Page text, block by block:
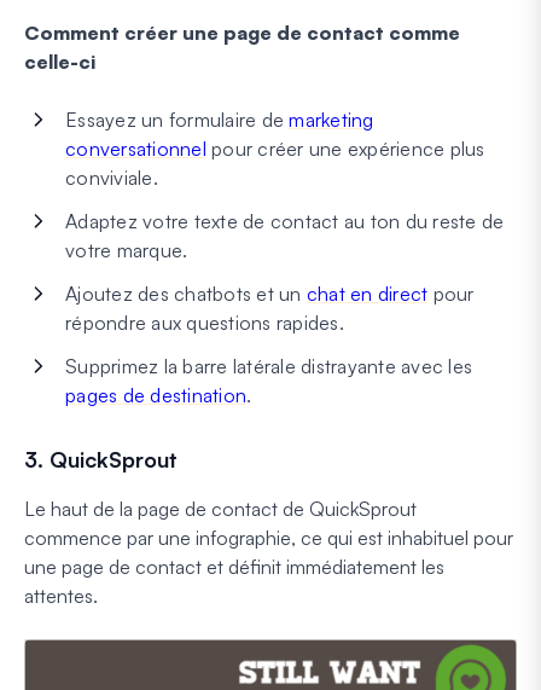
Comment créer une page de contact comme
celle-ci
Essayez un formulaire demarketing
conversationnel pour créer une expérience plus
conviviale.
Adaptez votre texte de contact au ton du reste de
votre marque.
Ajoutez des chatbots et un chat en direct pour
répondre aux questions rapides.
Supprimez la barre latérale distrayante avec les
pages de destination.
3. QuickSprout
Le haut de la page de contact de QuickSprout
commence par une infographie, ce qui est inhabituel pour
une page de contact et définit immédiatement les
attentes.